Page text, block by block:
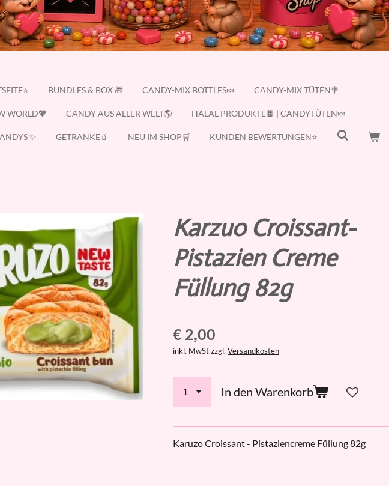
BUNDLES & BOX 🎁 CANDY-MIX BOTTLES🍬 CANDY-MIX TÜTEN🍭
WORLD💖 CANDY AUS ALLER WELT🌎 HALAL PRODUKTE🍫 | CANDYTÜTEN🍬
✨ GETRÄNKE🧃 NEU IM SHOP🛒 KUNDEN BEWERTUNGEN⭐️
Karzuo Croissant-
Pistazien Creme
Füllung 82g
€ 2,00
inkl. MwSt zzgl. Versandkosten
In den Warenkorb
Karuzo Croissant - Pistaziencreme Füllung 82g